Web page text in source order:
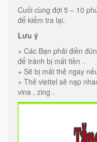
Cuối cùng đợi 5 – 10
để kiểm tra lại.
Lưu ý
+ Các Bạn phải điền
để tránh bị mất tiền .
+ Sẽ bị mất thẻ ngay
+ Thẻ viettel sẽ nạp
vina , zing .